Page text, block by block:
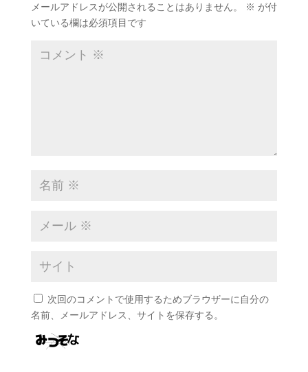
メールアドレスが公開されることはありません。 ※ が付
いている欄は必須項目です
次回のコメントで使用するためブラウザーに自分の
名前、メールアドレス、サイトを保存する。